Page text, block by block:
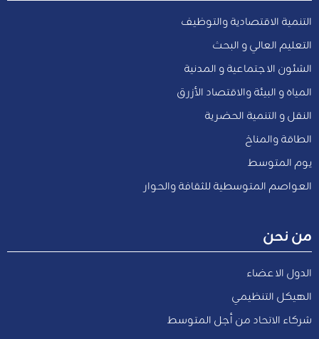
التنمية الاقتصادية والتوظيف
التعليم العالي و البحث
الشئون الاجتماعية و المدنية
المياه و البيئة والاقتصاد الأزرق
النقل و التنمية الحضرية
الطاقة والمناخ
يوم المتوسط
العواصم المتوسطية للثقافة والحوار
من نحن
الدول الاعضاء
الهيكل التنظيمي
شركاء الاتحاد من أجل المتوسط